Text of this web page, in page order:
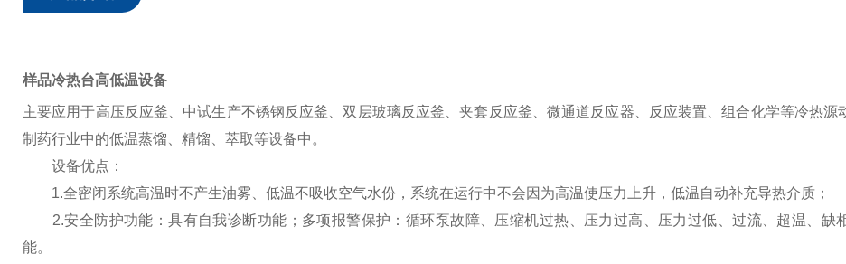
样品冷热台高低温设备
主要应用于高压反应釜、中试生产不锈钢反应釜、双层玻璃反应釜、夹套反应釜、微通道反应器、反应装置、组合化学等冷热源
制药行业中的低温蒸馏、精馏、萃取等设备中。
设备优点：
1.全密闭系统高温时不产生油雾、低温不吸收空气水份，系统在运行中不会因为高温使压力上升，低温自动补充导热介质；
2.安全防护功能：具有自我诊断功能；多项报警保护：循环泵故障、压缩机过热、压力过高、压力过低、过流、超温、缺
能。